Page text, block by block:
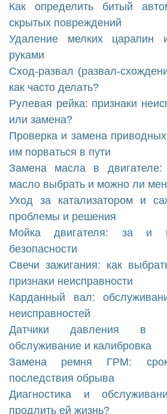
Как определить битый
скрытых повреждений
Удаление мелких царапин
руками
Сход-развал (развал-
как часто делать?
Рулевая рейка: признаки
или замена?
Проверка и замена
им порваться в пути
Замена масла в двигателе:
масло выбрать и можно ли
Уход за катализатором и
проблемы и решения
Мойка двигателя: за и
безопасности
Свечи зажигания: как
признаки неисправности
Карданный вал:
неисправностей
Датчики давления в
обслуживание и калибровка
Замена ремня ГРМ:
последствия обрыва
Диагностика и
продлить ей жизнь?